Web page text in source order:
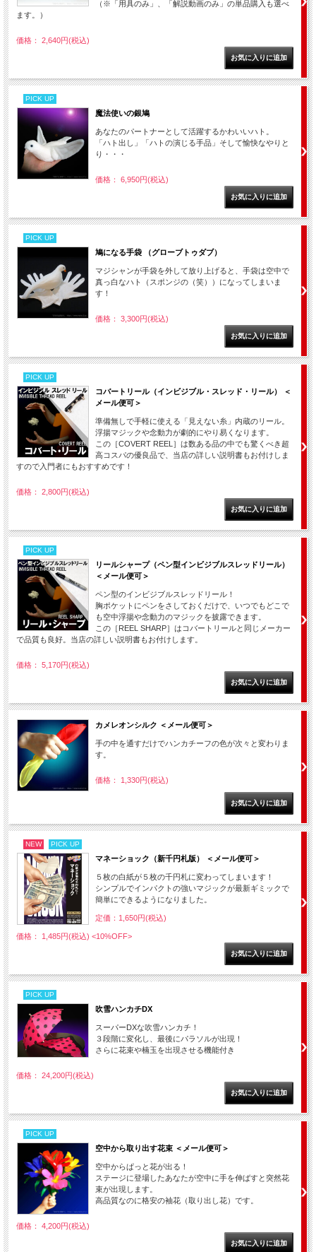
（※「用具のみ」、「解説動画のみ」の単品購入も選べ
ます。）
価格： 2,640円(税込)
PICK UP
魔法使いの銀鳩
あなたのパートナーとして活躍するかわいいハト。
「ハト出し」「ハトの演じる手品」そして愉快なやりと
り・・・
価格： 6,950円(税込)
PICK UP
鳩になる手袋 （グローブトゥダブ）
マジシャンが手袋を外して放り上げると、手袋は空中で
真っ白なハト（スポンジの（笑））になってしまいま
す！
価格： 3,300円(税込)
PICK UP
コバートリール（インビジブル・スレッド・リール） ＜
メール便可＞
準備無しで手軽に使える「見えない糸」内蔵のリール。
浮揚マジックや念動力が劇的にやり易くなります。
この［COVERT REEL］は数ある品の中でも驚くべき超
高コスパの優良品で、当店の詳しい説明書もお付けしま
すので入門者にもおすすめです！
価格： 2,800円(税込)
PICK UP
リールシャープ（ペン型インビジブルスレッドリール）
＜メール便可＞
ペン型のインビジブルスレッドリール！
胸ポケットにペンをさしておくだけで、いつでもどこで
も空中浮揚や念動力のマジックを披露できます。
この［REEL SHARP］はコバートリールと同じメーカー
で品質も良好。当店の詳しい説明書もお付けします。
価格： 5,170円(税込)
カメレオンシルク ＜メール便可＞
手の中を通すだけでハンカチーフの色が次々と変わりま
す。
価格： 1,330円(税込)
NEW PICK UP
マネーショック（新千円札版） ＜メール便可＞
５枚の白紙が５枚の千円札に変わってしまいます！
シンプルでインパクトの強いマジックが最新ギミックで
簡単にできるようになりました。
定価：1,650円(税込)
価格： 1,485円(税込) <10%OFF>
PICK UP
吹雪ハンカチDX
スーパーDXな吹雪ハンカチ！
３段階に変化し、最後にパラソルが出現！
さらに花束や楠玉を出現させる機能付き
価格： 24,200円(税込)
PICK UP
空中から取り出す花束 ＜メール便可＞
空中からぱっと花が出る！
ステージに登場したあなたが空中に手を伸ばすと突然花
束が出現します。
高品質なのに格安の袖花（取り出し花）です。
価格： 4,200円(税込)